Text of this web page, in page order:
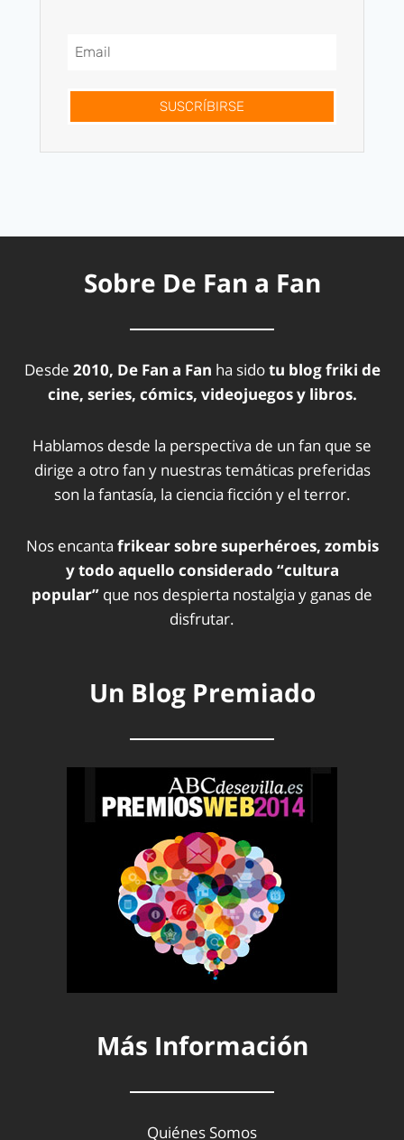
SUSCRÍBIRSE
Sobre De Fan a Fan
Desde 2010, De Fan a Fan ha sidotu blog friki de
cine, series, cómics, videojuegos y libros.
Hablamos desde la perspectiva de un fan que se
dirige a otro fan y nuestras temáticas preferidas
son la fantasía, la ciencia ficción y el terror.
Nos encanta frikear sobre superhéroes, zombis
y todo aquello considerado “cultura
popular” que nos despierta nostalgia y ganas de
disfrutar.
Un Blog Premiado
Más Información
Quiénes Somos